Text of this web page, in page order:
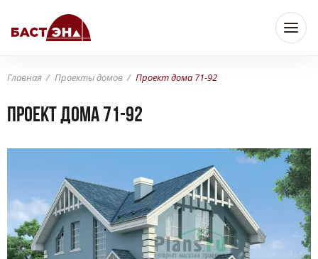
Главная Проекты домов Проект дома 71-92
Проект дома 71-92